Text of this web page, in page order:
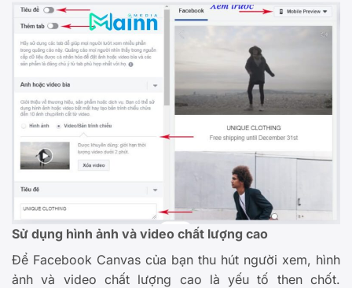
Sử dụng hình ảnh và video chất lượng cao
Để Facebook Canvas của bạn thu hút người xem, hình
ảnh và video chất lượng cao là yếu tố then chốt.